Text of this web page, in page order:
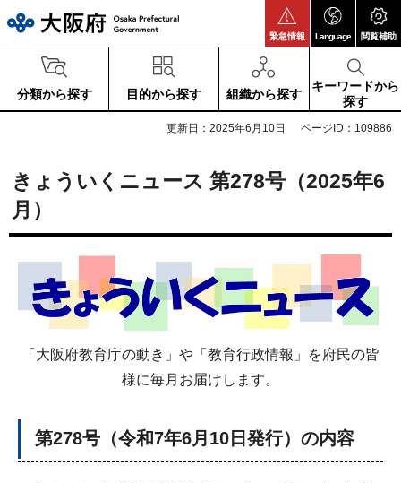
緊急情報 Language 閲覧補助
分類から探す 目的から探す 組織から探す
キーワードから
探す
更新日：2025年6月10日 ページID：109886
きょういくニュース 第278号（2025年6
月）
「大阪府教育庁の動き」や「教育行政情報」を府民の皆
様に毎月お届けします。
第278号（令和7年6月10日発行）の内容